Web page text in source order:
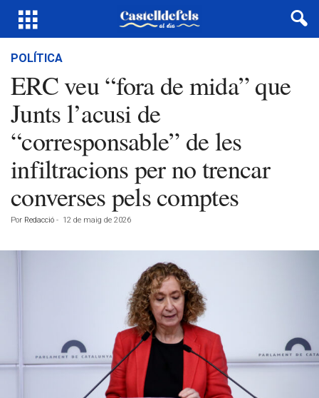
POLÍTICA
ERC veu “fora de mida” que
Junts l’acusi de
“corresponsable” de les
infiltracions per no trencar
converses pels comptes
Por Redacció - 12 de maig de 2026